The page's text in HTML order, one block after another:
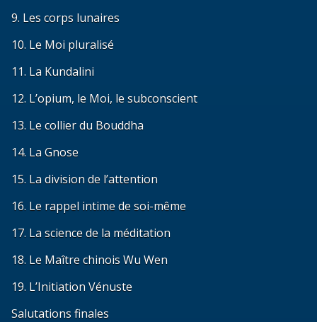
9. Les corps lunaires
10. Le Moi pluralisé
11. La Kundalini
12. L’opium, le Moi, le subconscient
13. Le collier du Bouddha
14. La Gnose
15. La division de l’attention
16. Le rappel intime de soi-même
17. La science de la méditation
18. Le Maître chinois Wu Wen
19. L’Initiation Vénuste
Salutations finales